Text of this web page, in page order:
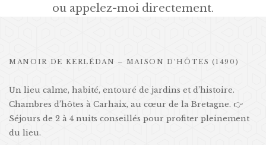
ou appelez-moi directement.
MANOIR DE KERLÉDAN – MAISON D’HÔTES (1490)
Un lieu calme, habité, entouré de jardins et d’histoire.
Chambres d’hôtes à Carhaix, au cœur de la Bretagne. 👉
Séjours de 2 à 4 nuits conseillés pour profiter pleinement
du lieu.